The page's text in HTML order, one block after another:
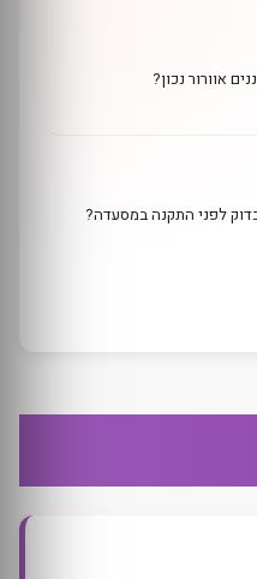
אוורור נכון?
לפני התקנה במסעדה?